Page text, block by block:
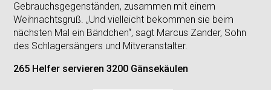
Gebrauchsgegenständen, zusammen mit einem
Weihnachtsgruß. „Und vielleicht bekommen sie beim
nächsten Mal ein Bändchen“, sagt Marcus Zander, Sohn
des Schlagersängers und Mitveranstalter.
265 Helfer servieren 3200 Gänsekäulen